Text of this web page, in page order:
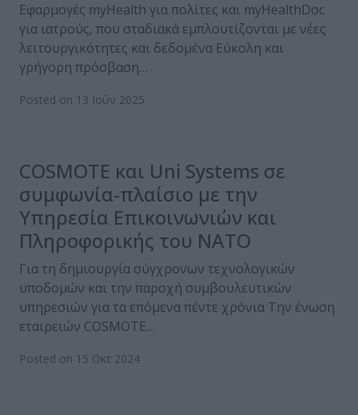
Εφαρμογές myHealth για πολίτες και myHealthDoc
για ιατρούς, που σταδιακά εμπλουτίζονται με νέες
λειτουργικότητες και δεδομένα Εύκολη και
γρήγορη πρόσβαση…
Posted on 13 Ιούν 2025
COSMOTE και Uni Systems σε
συμφωνία-πλαίσιο με την
Υπηρεσία Επικοινωνιών και
Πληροφορικής του ΝΑΤΟ
Για τη δημιουργία σύγχρονων τεχνολογικών
υποδομών και την παροχή συμβουλευτικών
υπηρεσιών για τα επόμενα πέντε χρόνια Την ένωση
εταιρειών COSMOTE…
Posted on 15 Οκτ 2024